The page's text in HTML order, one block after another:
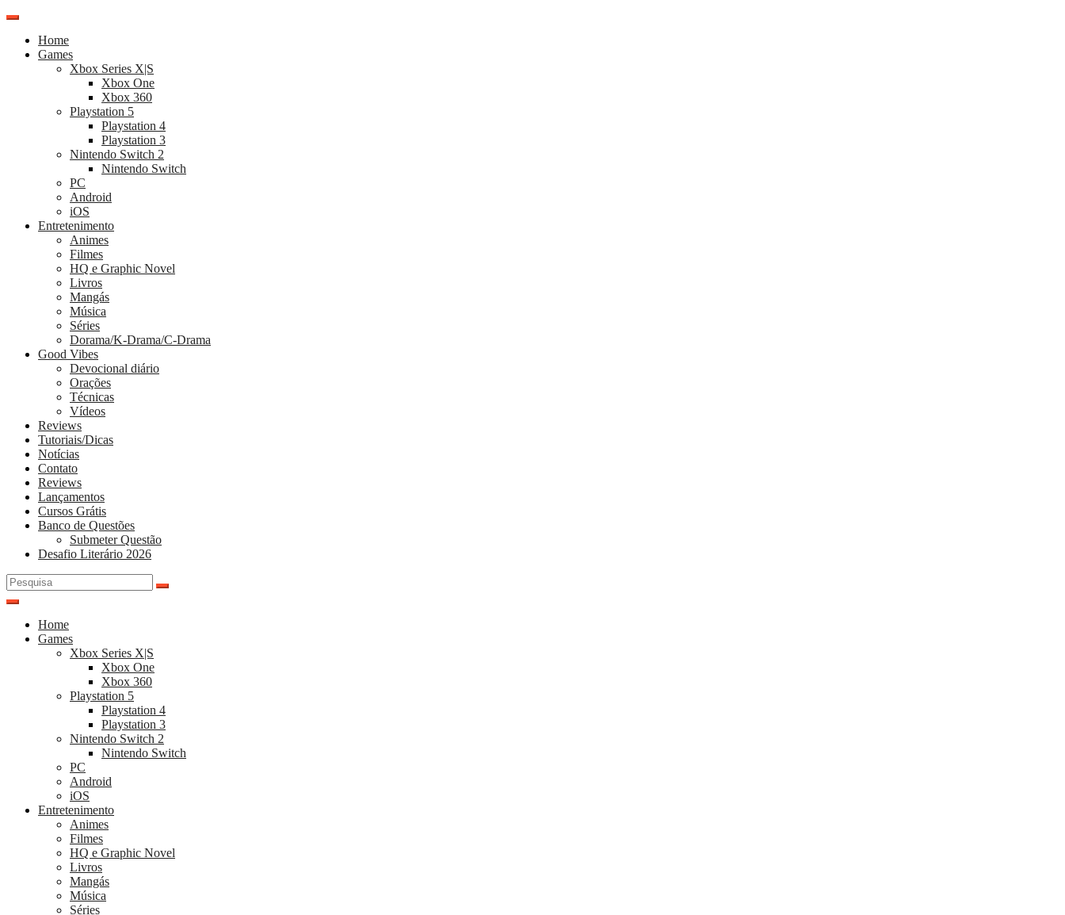
Pular
conteúdo
Home
Games
Xbox Series X|S
Xbox One
Xbox 360
Playstation 5
Playstation 4
Playstation 3
Nintendo Switch 2
Nintendo Switch
PC
Android
iOS
Entretenimento
Animes
Filmes
HQ e Graphic Novel
Livros
Mangás
Música
Séries
Dorama/K-Drama/C-Drama
Good Vibes
Devocional diário
Orações
Técnicas
Vídeos
Reviews
Tutoriais/Dicas
Notícias
Contato
Reviews
Lançamentos
Cursos Grátis
Banco de Questões
Submeter Questão
Desafio Literário 2026
Pesquisar
por:
Home
Games
Xbox Series X|S
Xbox One
Xbox 360
Playstation 5
Playstation 4
Playstation 3
Nintendo Switch 2
Nintendo Switch
PC
Android
iOS
Entretenimento
Animes
Filmes
HQ e Graphic Novel
Livros
Mangás
Música
Séries